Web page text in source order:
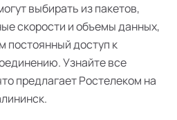
выбирать из пакетов,
скорости и объемы данных,
постоянный доступ к
Узнайте все
предлагает Ростелеком на